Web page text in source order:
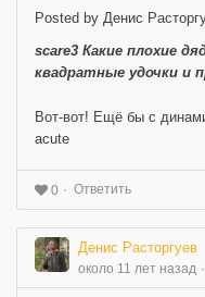
Posted by Денис
scare3 Какие плохие
квадратные удочки и
Вот-вот! Ещё бы с
acute
0 Ответить
Денис Расторгуев
около 11 лет назад